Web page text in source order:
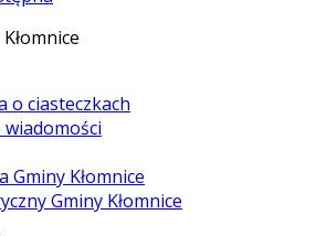
o ciasteczkach
Gminy Kłomnice
Gminy Kłomnice